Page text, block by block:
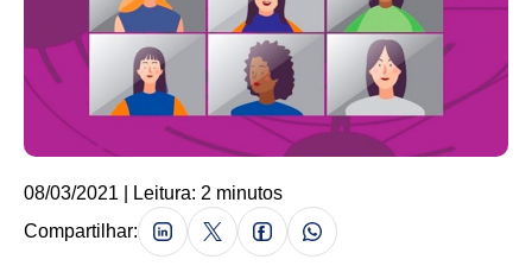
08/03/2021 | Leitura: 2 minutos
Compartilhar: